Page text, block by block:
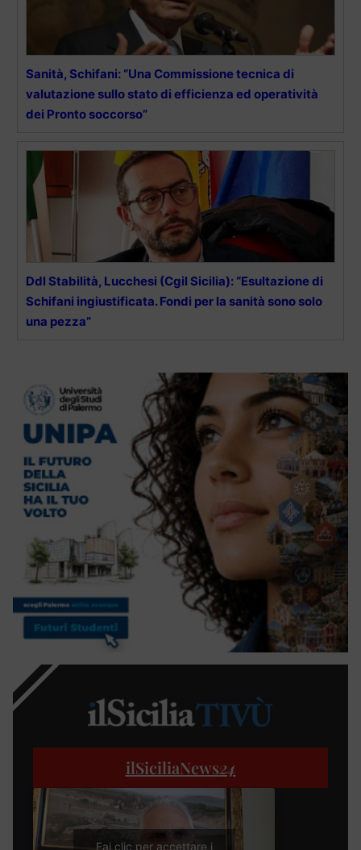
Sanità, Schifani: “Una Commissione tecnica di
valutazione sullo stato di efficienza ed operatività
dei Pronto soccorso”
Ddl Stabilità, Lucchesi (Cgil Sicilia): “Esultazione di
Schifani ingiustificata. Fondi per la sanità sono solo
una pezza”
ilSiciliaNews24
Fai clic per accettare i